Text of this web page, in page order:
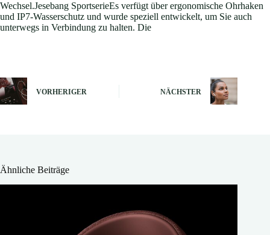
Wechsel.Jesebang SportserieEs verfügt über ergonomische Ohrhaken
und IP7-Wasserschutz und wurde speziell entwickelt, um Sie auch
unterwegs in Verbindung zu halten. Die
VORHERIGER NÄCHSTER
Ähnliche Beiträge